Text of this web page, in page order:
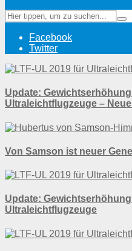
Facebook
Twitter
Update:
Ultraleichtflugzeuge –
Von Samson ist neuer
Update:
Ultraleichtflugzeuge